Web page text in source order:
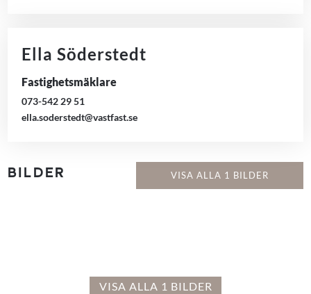
Ella Söderstedt
Fastighetsmäklare
073-542 29 51
ella.soderstedt@vastfast.se
BILDER VISA ALLA 1 BILDER
VISA ALLA 1 BILDER